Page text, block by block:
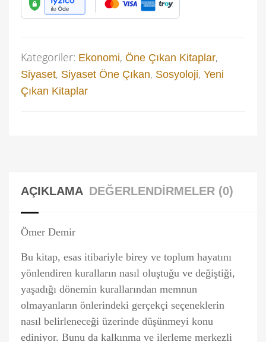
Kategoriler: Ekonomi, Öne Çıkan Kitaplar,
Siyaset, Siyaset Öne Çıkan, Sosyoloji, Yeni
Çıkan Kitaplar
AÇIKLAMA DEĞERLENDIRMELER (0)
Ömer Demir
Bu kitap, esas itibariyle birey ve toplum hayatını
yönlendiren kuralların nasıl oluştuğu ve değiştiği,
yaşadığı dönemin kurallarından memnun
olmayanların önlerindeki gerçekçi seçeneklerin
nasıl belirleneceği üzerinde düşünmeyi konu
ediniyor. Bunu da kalkınma ve ilerleme merkezli